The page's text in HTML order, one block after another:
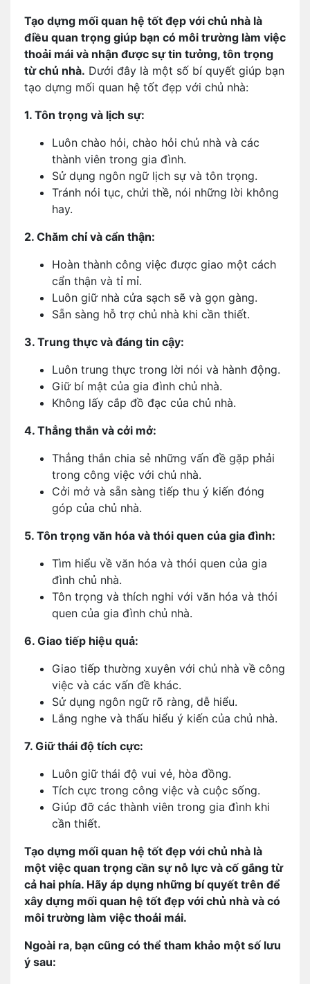
Tạo dựng mối quan hệ tốt đẹp với chủ nhà là
điều quan trọng giúp bạn có môi trường làm việc
thoải mái và nhận được sự tin tưởng, tôn trọng
từ chủ nhà. Dưới đây là một số bí quyết giúp bạn
tạo dựng mối quan hệ tốt đẹp với chủ nhà:
1. Tôn trọng và lịch sự:
Luôn chào hỏi, chào hỏi chủ nhà và các
thành viên trong gia đình.
Sử dụng ngôn ngữ lịch sự và tôn trọng.
Tránh nói tục, chửi thề, nói những lời không
hay.
2. Chăm chỉ và cẩn thận:
Hoàn thành công việc được giao một cách
cẩn thận và tỉ mỉ.
Luôn giữ nhà cửa sạch sẽ và gọn gàng.
Sẵn sàng hỗ trợ chủ nhà khi cần thiết.
3. Trung thực và đáng tin cậy:
Luôn trung thực trong lời nói và hành động.
Giữ bí mật của gia đình chủ nhà.
Không lấy cắp đồ đạc của chủ nhà.
4. Thẳng thắn và cởi mở:
Thẳng thắn chia sẻ những vấn đề gặp phải
trong công việc với chủ nhà.
Cởi mở và sẵn sàng tiếp thu ý kiến đóng
góp của chủ nhà.
5. Tôn trọng văn hóa và thói quen của gia đình:
Tìm hiểu về văn hóa và thói quen của gia
đình chủ nhà.
Tôn trọng và thích nghi với văn hóa và thói
quen của gia đình chủ nhà.
6. Giao tiếp hiệu quả:
Giao tiếp thường xuyên với chủ nhà về công
việc và các vấn đề khác.
Sử dụng ngôn ngữ rõ ràng, dễ hiểu.
Lắng nghe và thấu hiểu ý kiến của chủ nhà.
7. Giữ thái độ tích cực:
Luôn giữ thái độ vui vẻ, hòa đồng.
Tích cực trong công việc và cuộc sống.
Giúp đỡ các thành viên trong gia đình khi
cần thiết.
Tạo dựng mối quan hệ tốt đẹp với chủ nhà là
một việc quan trọng cần sự nỗ lực và cố gắng từ
cả hai phía. Hãy áp dụng những bí quyết trên để
xây dựng mối quan hệ tốt đẹp với chủ nhà và có
môi trường làm việc thoải mái.
Ngoài ra, bạn cũng có thể tham khảo một số lưu
ý sau: